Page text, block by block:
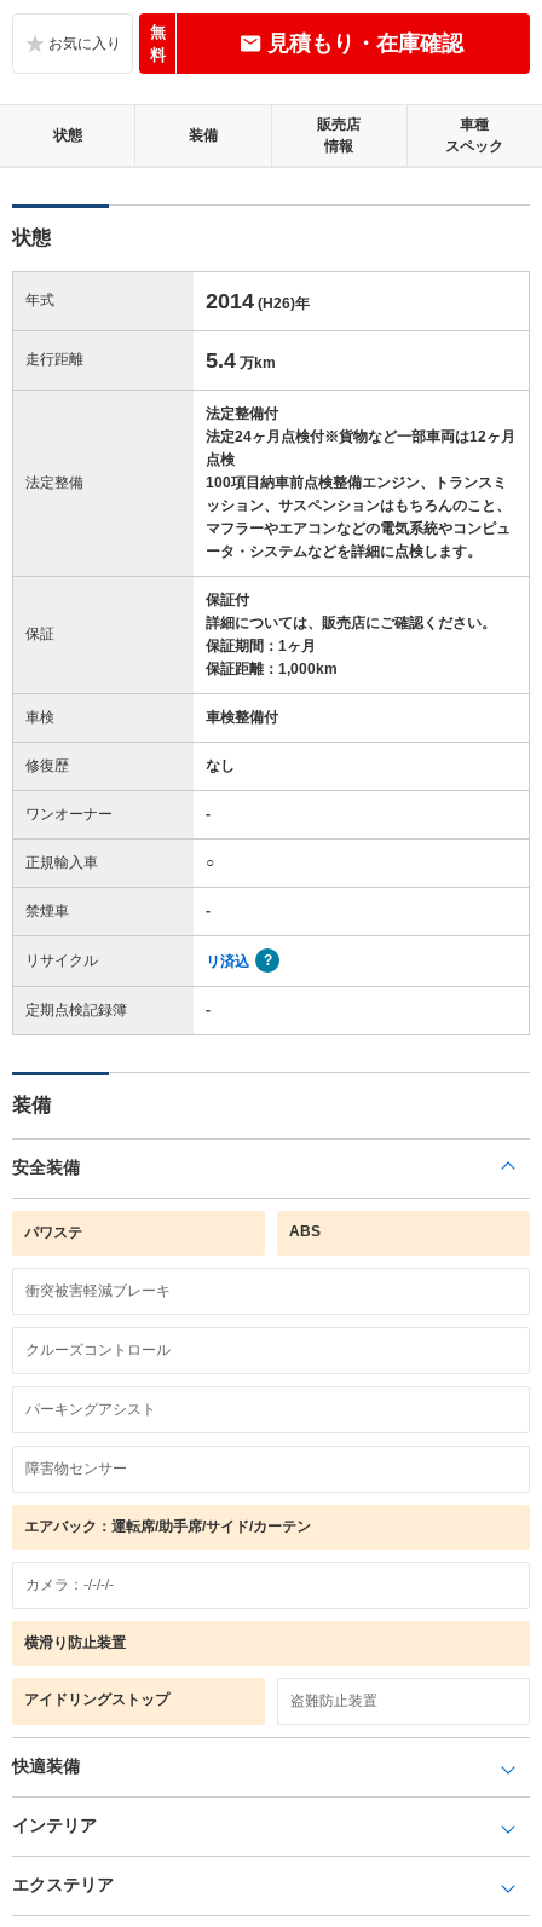
無
料
見積もり・在庫確認
状態 装備
販売店
情報
車種
スペック
状態
年式 2014 (H26)年
走行距離 5.4 万km
法定整備
法定整備付
法定24ヶ月点検付※貨物など一部車両は12ヶ月
点検
100項目納車前点検整備エンジン、トランスミ
ッション、サスペンションはもちろんのこと、
マフラーやエアコンなどの電気系統やコンピュ
ータ・システムなどを詳細に点検します。
保証
保証付
詳細については、販売店にご確認ください。
保証期間：1ヶ月
保証距離：1,000km
車検 車検整備付
修復歴 なし
ワンオーナー -
正規輸入車 ○
禁煙車 -
リサイクル リ済込
定期点検記録簿 -
装備
安全装備
パワステ ABS
衝突被害軽減ブレーキ
クルーズコントロール
パーキングアシスト
障害物センサー
エアバック：運転席/助手席/サイド/カーテン
カメラ：-/-/-/-
横滑り防止装置
アイドリングストップ 盗難防止装置
快適装備
インテリア
エクステリア